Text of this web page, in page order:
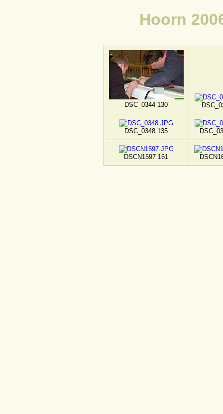
Hoorn
DSC_0344 130
DSC_0348 135
DSCN1597 161